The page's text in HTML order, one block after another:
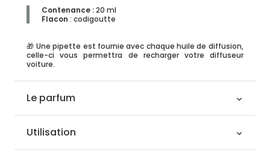
Contenance :20 ml
Flacon : codigoutte
🎁 Une pipette est fournie avec chaque huile de diffusion,
celle-ci vous permettra de recharger votre diffuseur
voiture.
Le parfum
Utilisation